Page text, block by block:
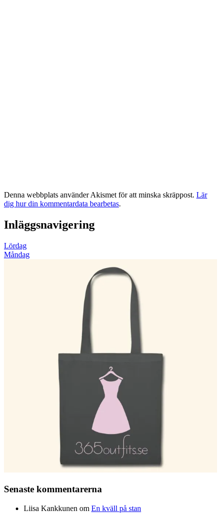
Denna webbplats använder Akismet för att minska skräppost. Lär
dig hur din kommentardata bearbetas.
Inläggsnavigering
Lördag
Måndag
Senaste kommentarerna
Liisa Kankkunen om En kväll på stan